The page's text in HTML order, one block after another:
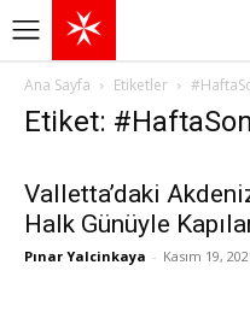
Ana Sayfa Etiketler
Etiket:
Valletta’daki
Halk Günüyle
Pınar Yalcinkaya - Kasım 19,